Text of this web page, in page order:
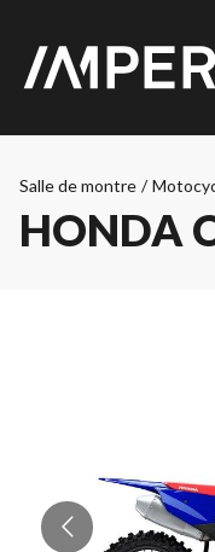
Salle de montre /
HONDA